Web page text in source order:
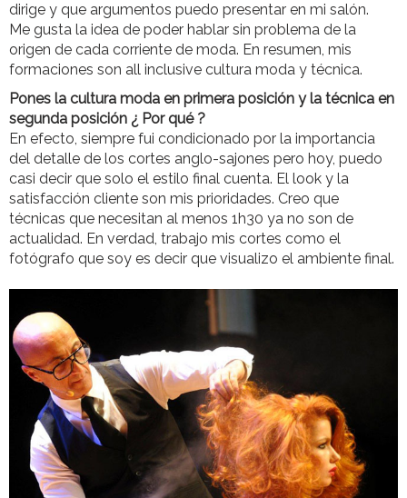
dirige y que argumentos puedo presentar en mi salón.
Me gusta la idea de poder hablar sin problema de la
origen de cada corriente de moda. En resumen, mis
formaciones son all inclusive cultura moda y técnica.
Pones la cultura moda en primera posición y la técnica en
segunda posición ¿ Por qué ?
En efecto, siempre fui condicionado por la importancia
del detalle de los cortes anglo-sajones pero hoy, puedo
casi decir que solo el estilo final cuenta. El look y la
satisfacción cliente son mis prioridades. Creo que
técnicas que necesitan al menos 1h30 ya no son de
actualidad. En verdad, trabajo mis cortes como el
fotógrafo que soy es decir que visualizo el ambiente final.